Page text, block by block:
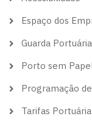
Espaço dos
Guarda Portuária
Porto sem
Programação
Tarifas